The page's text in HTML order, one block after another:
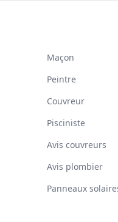
Maçon
Peintre
Couvreur
Pisciniste
Avis couvreurs
Avis plombier
Panneaux